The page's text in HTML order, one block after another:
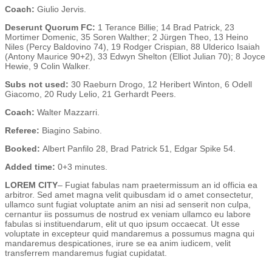
Coach: Giulio Jervis.
Deserunt Quorum FC: 1 Terance Billie; 14 Brad Patrick, 23
Mortimer Domenic, 35 Soren Walther; 2 Jürgen Theo, 13 Heino
Niles (Percy Baldovino 74), 19 Rodger Crispian, 88 Ulderico Isaiah
(Antony Maurice 90+2), 33 Edwyn Shelton (Elliot Julian 70); 8 Joyce
Hewie, 9 Colin Walker.
Subs not used: 30 Raeburn Drogo, 12 Heribert Winton, 6 Odell
Giacomo, 20 Rudy Lelio, 21 Gerhardt Peers.
Coach: Walter Mazzarri.
Referee: Biagino Sabino.
Booked: Albert Panfilo 28, Brad Patrick 51, Edgar Spike 54.
Added time: 0+3 minutes.
LOREM CITY– Fugiat fabulas nam praetermissum an id officia ea
arbitror. Sed amet magna velit quibusdam id o amet consectetur,
ullamco sunt fugiat voluptate anim an nisi ad senserit non culpa,
cernantur iis possumus de nostrud ex veniam ullamco eu labore
fabulas si instituendarum, elit ut quo ipsum occaecat. Ut esse
voluptate in excepteur quid mandaremus a possumus magna qui
mandaremus despicationes, irure se ea anim iudicem, velit
transferrem mandaremus fugiat cupidatat.